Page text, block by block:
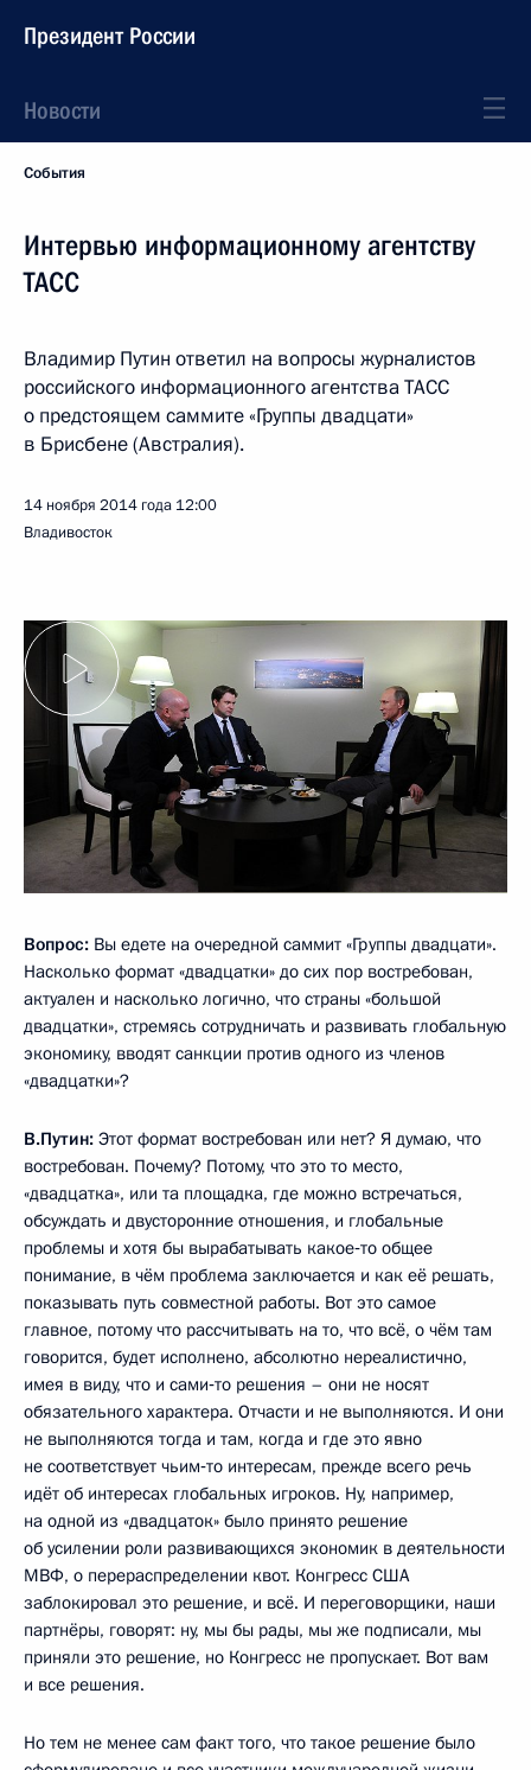
Президент России
Новости
События
Интервью информационному агентству
ТАСС
Владимир Путин ответил на вопросы журналистов
российского информационного агентства ТАСС
о предстоящем саммите «Группы двадцати»
в Брисбене (Австралия).
14 ноября 2014 года 12:00
Владивосток
Вопрос: Вы едете на очередной саммит «Группы двадцати».
Насколько формат «двадцатки» до сих пор востребован,
актуален и насколько логично, что страны «большой
двадцатки», стремясь сотрудничать и развивать глобальную
экономику, вводят санкции против одного из членов
«двадцатки»?
В.Путин: Этот формат востребован или нет? Я думаю, что
востребован. Почему? Потому, что это то место,
«двадцатка», или та площадка, где можно встречаться,
обсуждать и двусторонние отношения, и глобальные
проблемы и хотя бы вырабатывать какое‑то общее
понимание, в чём проблема заключается и как её решать,
показывать путь совместной работы. Вот это самое
главное, потому что рассчитывать на то, что всё, о чём там
говорится, будет исполнено, абсолютно нереалистично,
имея в виду, что и сами‑то решения – они не носят
обязательного характера. Отчасти и не выполняются. И они
не выполняются тогда и там, когда и где это явно
не соответствует чьим‑то интересам, прежде всего речь
идёт об интересах глобальных игроков. Ну, например,
на одной из «двадцаток» было принято решение
об усилении роли развивающихся экономик в деятельности
МВФ, о перераспределении квот. Конгресс США
заблокировал это решение, и всё. И переговорщики, наши
партнёры, говорят: ну, мы бы рады, мы же подписали, мы
приняли это решение, но Конгресс не пропускает. Вот вам
и все решения.
Но тем не менее сам факт того, что такое решение было